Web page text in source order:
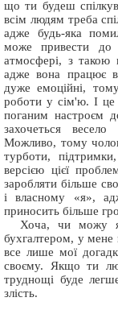
що ти будеш
всім людям треба
адже будь-яка
може привести до
атмосфері, з такою
адже вона працює
дуже емоційні,
роботи у сім'ю. І
поганим настроєм
захочеться
Можливо, тому
турботи,
версією цієї
заробляти більше
і власному «я»,
приносить більше
Хоча, чи можу
бухгалтером, у
все лише мої
своєму. Якщо ти
труднощі буде
злість.